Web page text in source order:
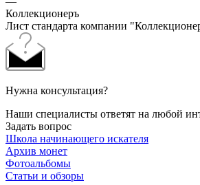
Коллекционеръ
Лист стандарта компании
Нужна консультация?
Наши специалисты ответят на любой
Задать вопрос
Школа начинающего искателя
Архив монет
Фотоальбомы
Статьи и обзоры